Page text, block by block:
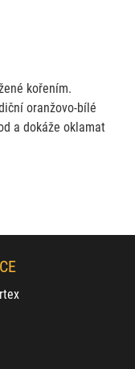
kořením.
oranžovo-bílé
a dokáže oklamat